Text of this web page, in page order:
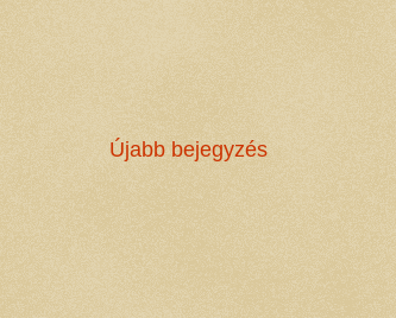
Újabb bejegyzés